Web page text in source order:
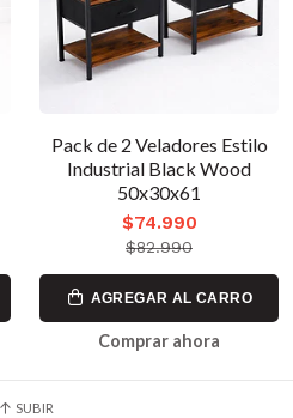
Pack de 2 Veladores Estilo
Industrial Black Wood
50x30x61
$74.990
$82.990
AGREGAR AL CARRO
Comprar ahora
SUBIR